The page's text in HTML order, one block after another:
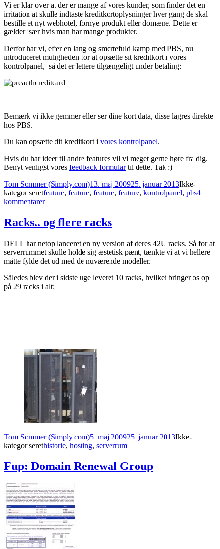
på
dine
fornyelser
Vi er klar over at der er mange af vores kunder, som finder det en
irritation at skulle indtaste kreditkortoplysninger hver gang de skal
bestille et nyt webhotel, fornye produkt eller domæne. Dette er
gælder især hvis man har mange produkter.
Derfor har vi, efter en lang og smertefuld kamp med PBS, nu
introduceret muligheden for at opsætte sit kreditkort i vores
kontrolpanel, så det er lettere tilgængeligt under betaling:
Bemærk vi ikke gemmer eller ser dine kort data, disse lagres direkte
hos PBS.
Du kan opsætte dit kreditkort i vores kontrolpanel.
Hvis du har ideer til andre features vil vi meget gerne høre fra dig.
Benyt venligst vores feedback formulartil dette. Tak :)
Forfatter
Tom Sommer (Simply.com)Udgivet
13. maj 200925. januar 2013Kategorier
Ikke-
kategoriseretTags
feature, feature, feature, feature, kontrolpanel, pbs4
kommentarertil
feature:
Nemmere
Racks.. og flere racks
DELL har netop lanceret en ny version af deres 42U racks. Så for at
serverrummet skulle holde sig æstetisk pænt, tænkte vi at vi hellere
måtte fylde det ud med de nuværende modeller.
Således blev der i sidste uge leveret 10 racks, hvilket bringer os op
på 29 racks i alt:
Forfatter
Tom Sommer (Simply.com)Udgivet
5. maj 200925. januar 2013Kategorier
Ikke-
kategoriseretTags
historie, hosting, serverrum
Fup: Domain Renewal Group